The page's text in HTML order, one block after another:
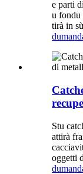
e parti
u fondu
tirà in
Stu
attirà
oggetti